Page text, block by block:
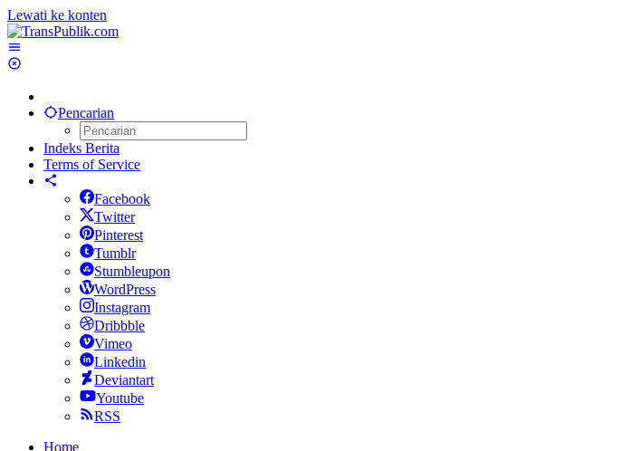
Lewati ke konten
Pencarian
Indeks Berita
Terms of Service
Facebook
Twitter
Pinterest
Tumblr
Stumbleupon
WordPress
Instagram
Dribbble
Vimeo
Linkedin
Deviantart
Youtube
RSS
Home